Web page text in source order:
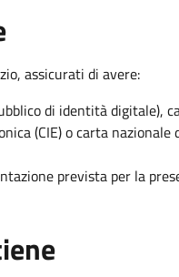
assicurati di avere:
di identità digitale),
(CIE) o carta nazionale
prevista per la